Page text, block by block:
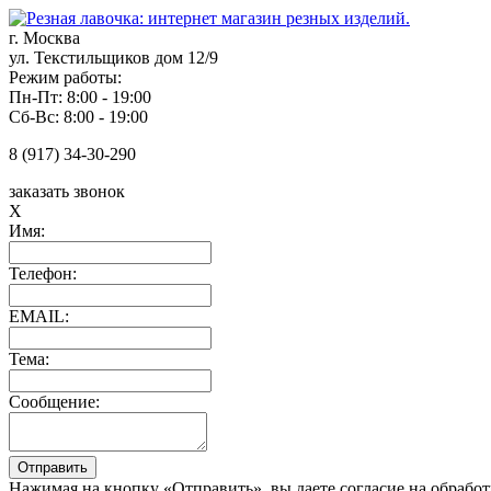
г. Москва
ул. Текстильщиков дом 12/9
Режим работы:
Пн-Пт: 8:00 - 19:00
Сб-Вс: 8:00 - 19:00
8 (917) 34-30-290
заказать звонок
X
Имя:
Телефон:
EMAIL:
Тема:
Сообщение: